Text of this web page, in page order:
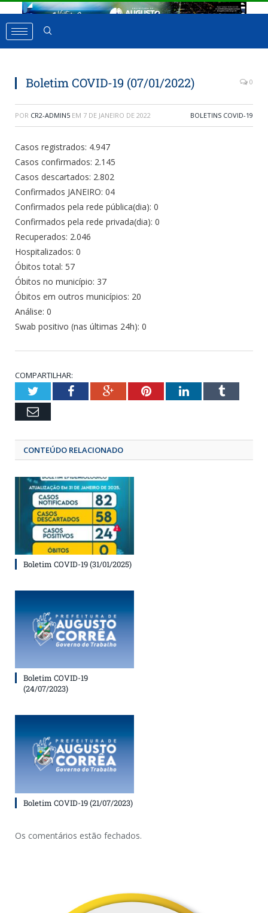
Boletim COVID-19 (07/01/2022) 0
POR CR2-ADMIN5 EM 7 DE JANEIRO DE 2022 BOLETINS COVID-19
Casos registrados: 4.947
Casos confirmados: 2.145
Casos descartados: 2.802
Confirmados JANEIRO: 04
Confirmados pela rede pública(dia): 0
Confirmados pela rede privada(dia): 0
Recuperados: 2.046
Hospitalizados: 0
Óbitos total: 57
Óbitos no município: 37
Óbitos em outros municípios: 20
Análise: 0
Swab positivo (nas últimas 24h): 0
COMPARTILHAR:
TwitterFacebookGoogle+Pinterest
LinkedIn
Email
CONTEÚDO RELACIONADO
Boletim COVID-19 (31/01/2025)
Boletim COVID-19
(24/07/2023)
Boletim COVID-19 (21/07/2023)
Os comentários estão fechados.